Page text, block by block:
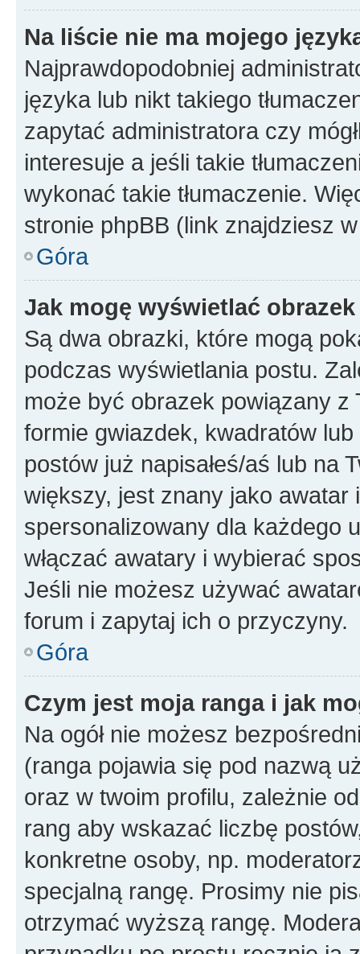
Na liście nie ma mojego
Najprawdopodobniej
języka lub nikt takiego
zapytać administratora czy
interesuje a jeśli takie
wykonać takie tłumaczenie.
stronie phpBB (link znajdziesz
Góra
Jak mogę wyświetlać
Są dwa obrazki, które mogą
podczas wyświetlania postu.
może być obrazek powiązany z
formie gwiazdek, kwadratów
postów już napisałeś/aś lub na
większy, jest znany jako
spersonalizowany dla każdego
włączać awatary i wybierać
Jeśli nie możesz używać
forum i zapytaj ich o przyczyny.
Góra
Czym jest moja ranga i jak
Na ogół nie możesz
(ranga pojawia się pod nazwą
oraz w twoim profilu, zależnie
rang aby wskazać liczbę
konkretne osoby, np.
specjalną rangę. Prosimy nie
otrzymać wyższą rangę.